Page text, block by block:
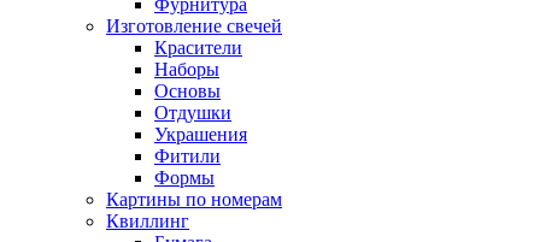
Фурнитура
Изготовление свечей
Красители
Наборы
Основы
Отдушки
Украшения
Фитили
Формы
Картины по номерам
Квиллинг